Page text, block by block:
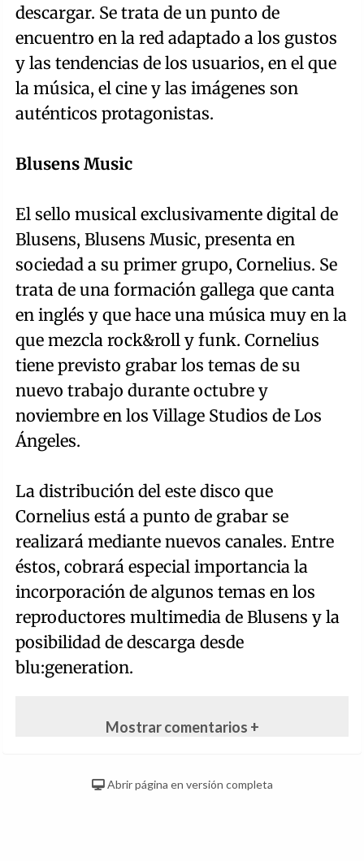
descargar. Se trata de un punto de
encuentro en la red adaptado a los gustos
y las tendencias de los usuarios, en el que
la música, el cine y las imágenes son
auténticos protagonistas.
Blusens Music
El sello musical exclusivamente digital de
Blusens, Blusens Music, presenta en
sociedad a su primer grupo, Cornelius. Se
trata de una formación gallega que canta
en inglés y que hace una música muy en la
que mezcla rock&roll y funk. Cornelius
tiene previsto grabar los temas de su
nuevo trabajo durante octubre y
noviembre en los Village Studios de Los
Ángeles.
La distribución del este disco que
Cornelius está a punto de grabar se
realizará mediante nuevos canales. Entre
éstos, cobrará especial importancia la
incorporación de algunos temas en los
reproductores multimedia de Blusens y la
posibilidad de descarga desde
blu:generation.
Mostrar comentarios +
Abrir página en versión completa